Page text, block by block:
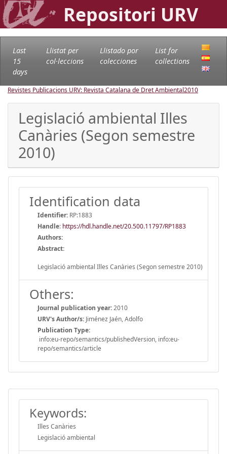
Repositori URV
Last
15
days
Llistat per
col·leccions
Llistado por
colecciones
List for
collections
Revistes Publicacions URV: Revista Catalana de Dret Ambiental2010
Legislació ambiental Illes
Canàries (Segon semestre
2010)
Identification data
Identifier: RP:1883
Handle: https://hdl.handle.net/20.500.11797/RP1883
Authors:
Abstract:
Legislació ambiental Illes Canàries (Segon semestre 2010)
Others:
Journal publication year:2010
URV's Author/s: Jiménez Jaén, Adolfo
Publication Type:
info:eu-repo/semantics/publishedVersion, info:eu-
repo/semantics/article
Keywords:
Illes Canàries
Legislació ambiental